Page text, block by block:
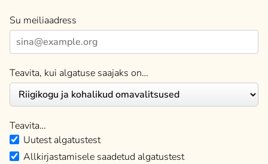
Su meiliaadress
Teavita, kui algatuse saajaks on…
Teavita…
Uutest algatustest
Allkirjastamisele saadetud algatustest